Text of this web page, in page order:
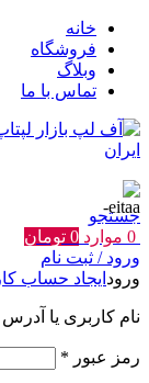
خانه
فروشگاه
وبلاگ
تماس با ما
جستجو
0 موارد 0 تومان
ورود / ثبت نام
ورود ایجاد حساب
نام کاربری یا آدرس
رمز عبور *